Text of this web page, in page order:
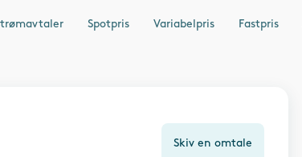
Spotpris Variabelpris Fastpris
Skiv en omtale